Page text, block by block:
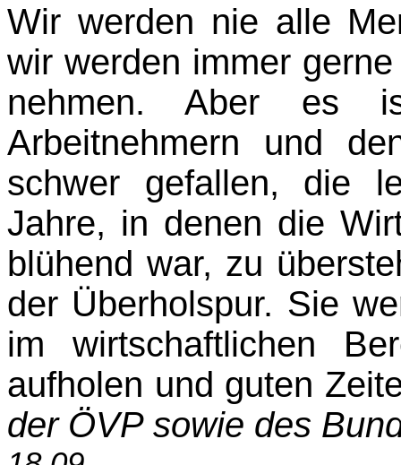
Wir werden nie alle
wir werden immer
nehmen. Aber es
Arbeitnehmern und
schwer gefallen, die
Jahre, in denen die
blühend war, zu
der Überholspur. Sie
im wirtschaftlichen
aufholen und guten
der ÖVP sowie des